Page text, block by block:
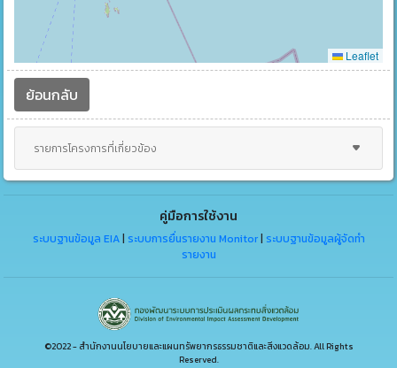
Leaflet
ย้อนกลับ
รายการโครงการที่เกี่ยวข้อง
คู่มือการใช้งาน
ระบบฐานข้อมูล EIA| ระบบการยื่นรายงาน Monitor| ระบบฐานข้อมูลผู้จัดทำ
รายงาน
©2022 - สำนักงานนโยบายและแผนทรัพยากรธรรมชาติและสิ่งแวดล้อม. All Rights
Reserved.